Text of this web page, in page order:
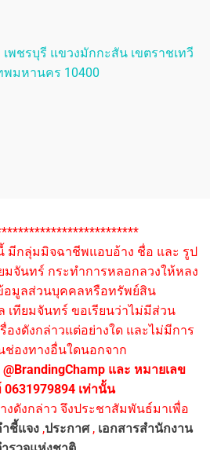
เพชรบุรี แขวงมักกะสัน เขตราชเทวี
พมหานคร 10400
มีกลุ่มมิจฉาชีพแอบอ้าง ชื่อ และ รูป
มจันทร์ กระทำการหลอกลวงให้หลง
อมูลส่วนบุคคลหรือทรัพย์สิน
เทียมจันทร์ ขอเรียนว่าไม่มีส่วน
องดังกล่าวแต่อย่างใด และไม่มีการ
ช่องทางอื่นใดนอกจาก
และ หมายเลข
เท่านั้น
งดังกล่าว จึงประชาสัมพันธ์มาเพื่อ
ชี้แจง ,ประกาศ, เอกสารสำนักงาน